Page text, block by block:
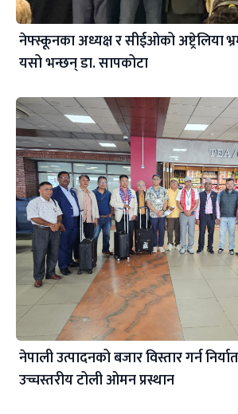
नेफ्स्कूनका अध्यक्ष र सीईओको अष्ट्रेलिया
यसो भन्छन् डा‍. सापकोटा
नेपाली उत्पादनको बजार विस्तार गर्न
उच्चस्तरीय टोली ओमन प्रस्थान